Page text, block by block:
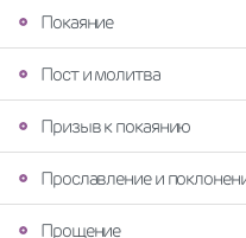
Покаяние
Пост и молитва
Призыв к покаянию
Прославление и
Прощение